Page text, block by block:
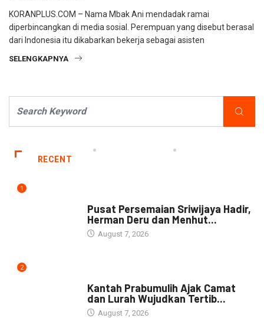
KORANPLUS.COM – Nama Mbak Ani mendadak ramai
diperbincangkan di media sosial. Perempuan yang disebut berasal
dari Indonesia itu dikabarkan bekerja sebagai asisten
SELENGKAPNYA
RECENT
1
Pusat Persemaian Sriwijaya Hadir,
Herman Deru dan Menhut...
August 7, 2026
2
Kantah Prabumulih Ajak Camat
dan Lurah Wujudkan Tertib...
August 7, 2026